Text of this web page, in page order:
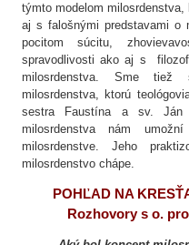
týmto modelom
aj s falošnými predstavami o
pocitom súcitu,
spravodlivosti ako aj s
milosrdenstva. Sme tiež
milosrdenstva, ktorú
sestra Faustína a sv. Ján
milosrdenstva nám
milosrdenstve. Jeho
milosrdenstvo chápe.
POHĽAD NA
Rozhovory s o.